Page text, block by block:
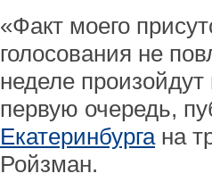
«Факт моего
голосования не
неделе
первую очередь,
Екатеринбургана
Ройзман.